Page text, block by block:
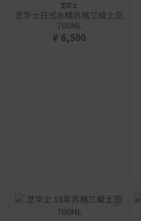
芝华士
芝华士日式水楢苏格兰威士忌
700ML
¥ 6,500